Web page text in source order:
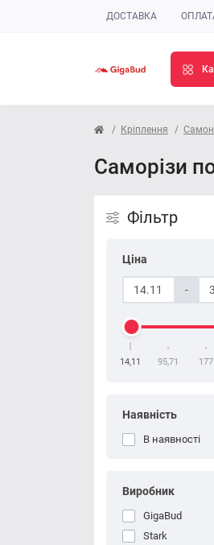
ДОСТАВКА
Кріплення
Саморізи
Фільтр
Ціна
-
14,11 95,71 177
Наявність
В наявності
Виробник
GigaBud
Stark